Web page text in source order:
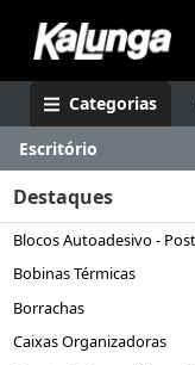
Categorias
Apresentação
Escritório
Destaques
Blocos Autoadesivo -
Bobinas Térmicas
Borrachas
Caixas Organizadoras